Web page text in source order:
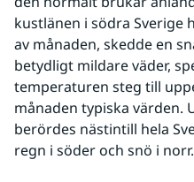
kustlänen i södra Sverige
av månaden, skedde en
betydligt mildare väder,
temperaturen steg till
månaden typiska värden.
berördes nästintill hela
regn i söder och snö i norr.